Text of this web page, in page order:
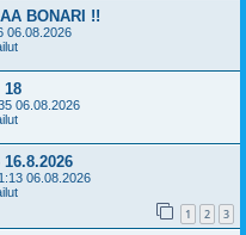
BONARI !!
06.08.2026
18
06.08.2026
06.08.2026
1 2 3